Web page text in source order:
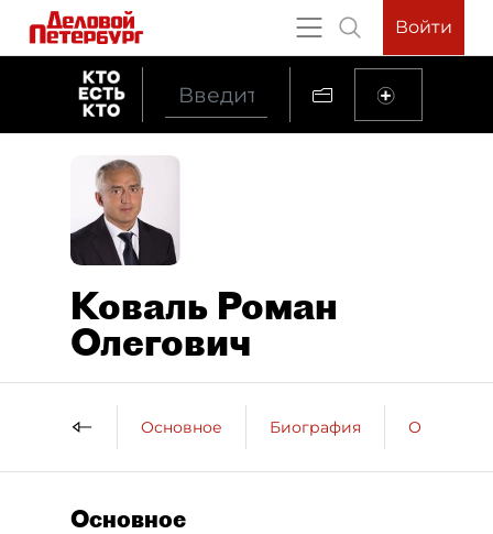
Войти
Коваль Роман
Олегович
Основное Биография
Основное